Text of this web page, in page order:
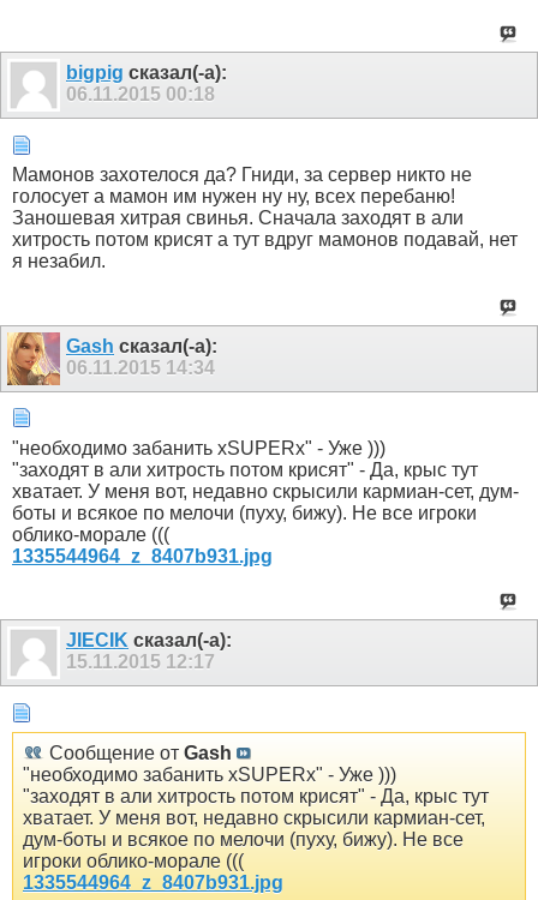
bigpig сказал(-а):
06.11.2015 00:18
Мамонов захотелося да? Гниди, за сервер никто не
голосует а мамон им нужен ну ну, всех перебаню!
Заношевая хитрая свинья. Сначала заходят в али
хитрость потом крисят а тут вдруг мамонов подавай, нет
я незабил.
Gash сказал(-а):
06.11.2015 14:34
"необходимо забанить xSUPERx" - Уже )))
"заходят в али хитрость потом крисят" - Да, крыс тут
хватает. У меня вот, недавно скрысили кармиан-сет, дум-
боты и всякое по мелочи (пуху, бижу). Не все игроки
облико-морале (((
1335544964_z_8407b931.jpg
JIECIK сказал(-а):
15.11.2015 12:17
Сообщение от Gash
"необходимо забанить xSUPERx" - Уже )))
"заходят в али хитрость потом крисят" - Да, крыс тут
хватает. У меня вот, недавно скрысили кармиан-сет,
дум-боты и всякое по мелочи (пуху, бижу). Не все
игроки облико-морале (((
1335544964_z_8407b931.jpg